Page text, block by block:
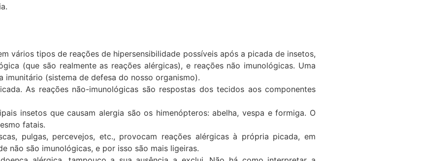
vários tipos de reações de hipersensibilidade possíveis após a picada de insetos,
(que são realmente as reações alérgicas), e reações não imunológicas. Uma
imunitário (sistema de defesa do nosso organismo).
As reações não-imunológicas são respostas dos tecidos aos componentes
insetos que causam alergia são os himenópteros: abelha, vespa e formiga. O
fatais.
pulgas, percevejos, etc., provocam reações alérgicas à própria picada, em
não são imunológicas, e por isso são mais ligeiras.